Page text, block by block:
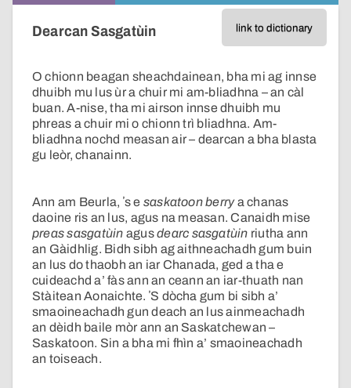
link to dictionary
Dearcan Sasgatùin
O chionn beagan sheachdainean, bha mi ag innse
dhuibh mu lus ùr a chuir mi am-bliadhna – an càl
buan. A-nise, tha mi airson innse dhuibh mu
phreas a chuir mi o chionn trì bliadhna. Am-
bliadhna nochd measan air – dearcan a bha blasta
gu leòr, chanainn.
Ann am Beurla, ʼs e saskatoon berrya chanas
daoine ris an lus, agus na measan. Canaidh mise
preas sasgatùin agusdearc sasgatùin riutha ann
an Gàidhlig. Bidh sibh ag aithneachadh gum buin
an lus do thaobh an iar Chanada, ged a tha e
cuideachd a’ fàs ann an ceann an iar-thuath nan
Stàitean Aonaichte. ʼS dòcha gum bi sibh a’
smaoineachadh gun deach an lus ainmeachadh
an dèidh baile mòr ann an Saskatchewan –
Saskatoon. Sin a bha mi fhìn a’ smaoineachadh
an toiseach.